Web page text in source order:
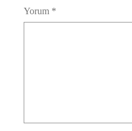
Yorum *